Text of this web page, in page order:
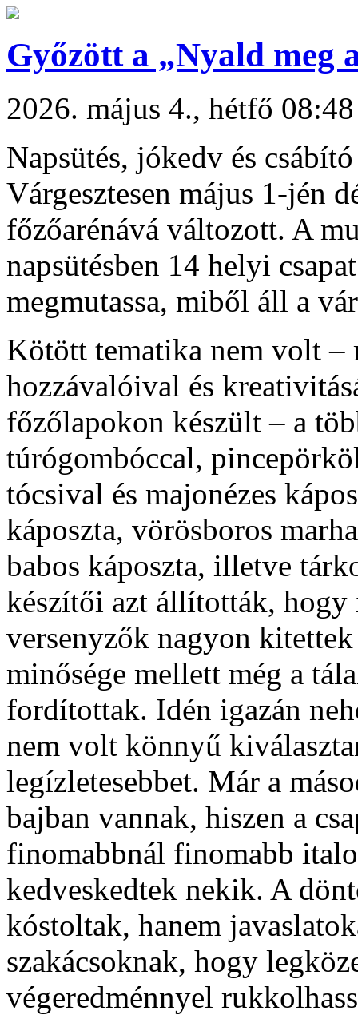
Győzött a „Nyald meg
2026. május 4., hétfő 08:48
Napsütés, jókedv és
Várgesztesen május 1-jén
főzőarénává változott. A
napsütésben 14 helyi
megmutassa, miből áll a
Kötött tematika nem volt –
hozzávalóival és
főzőlapokon készült – a
túrógombóccal,
tócsival és majonézes
káposzta, vörösboros
babos káposzta, illetve
készítői azt állították, hogy
versenyzők nagyon
minősége mellett még a
fordítottak. Idén igazán
nem volt könnyű
legízletesebbet. Már a
bajban vannak, hiszen a
finomabbnál finomabb
kedveskedtek nekik. A
kóstoltak, hanem
szakácsoknak, hogy
végeredménnyel